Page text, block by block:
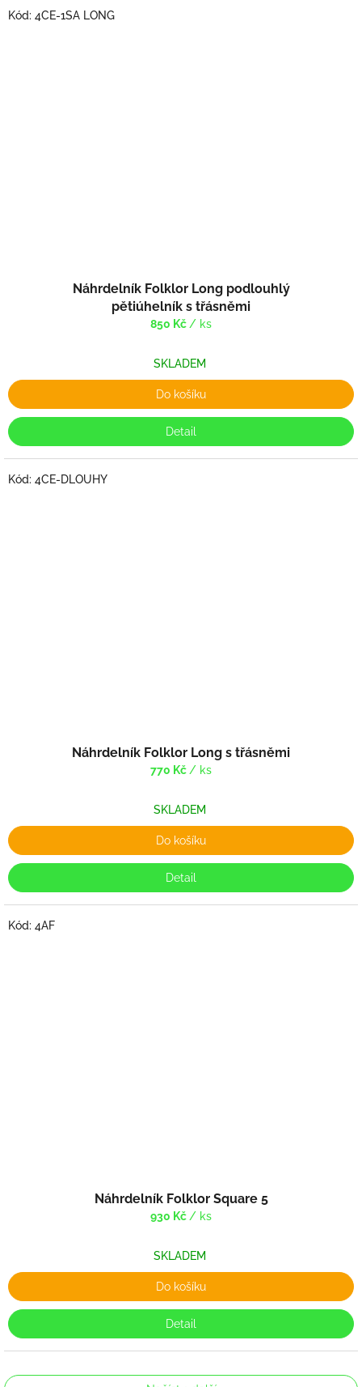
Náhrdelník Folklor Long podlouhlý
pětiúhelník s třásněmi
850 Kč / ks
SKLADEM
Do košíku
Detail
Kód: 4CE-1SA LONG
Náhrdelník Folklor Long s třásněmi
770 Kč / ks
SKLADEM
Do košíku
Detail
Kód: 4CE-DLOUHY
Náhrdelník Folklor Square 5
930 Kč / ks
SKLADEM
Do košíku
Detail
Kód: 4AF